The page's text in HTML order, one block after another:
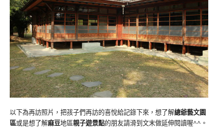
以下為再訪照片，把孩子們再訪的喜悅給記錄下來，想了解總爺藝文園
區或是想了解麻豆地區親子遊景點的朋友請滑到文末做延伸閱讀喔^^。